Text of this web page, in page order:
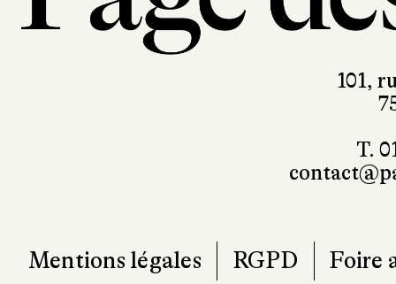
101,
T.
Mentions légales RGPD Foire